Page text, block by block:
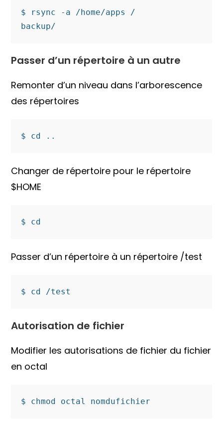
$ rsync -a /home/apps /
backup/
Passer d’un répertoire à un autre
Remonter d’un niveau dans l’arborescence
des répertoires
$ cd ..
Changer de répertoire pour le répertoire
$HOME
$ cd
Passer d’un répertoire à un répertoire /test
$ cd /test
Autorisation de fichier
Modifier les autorisations de fichier du fichier
en octal
$ chmod octal nomdufichier